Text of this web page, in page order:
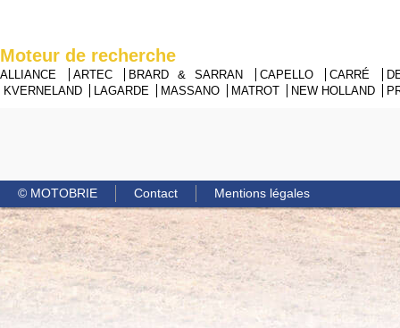
Moteur de recherche
ALLIANCE ARTEC BRARD & SARRAN CAPELLO CARRÉ
KVERNELAND
LAGARDE MASSANO MATROT NEW HOLLAND
© MOTOBRIE Contact Mentions légales